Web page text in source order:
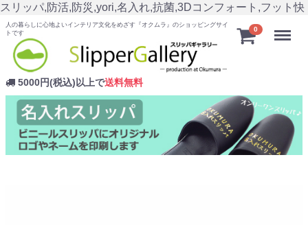
スリッパ,防活,防災,yori,名入れ,抗菌,3Dコンフォート,フット快
人の暮らしに心地よいインテリア文化をめざす『オクムラ』のショッピングサイ
トです
5000円(税込)以上で送料無料
0 Menu